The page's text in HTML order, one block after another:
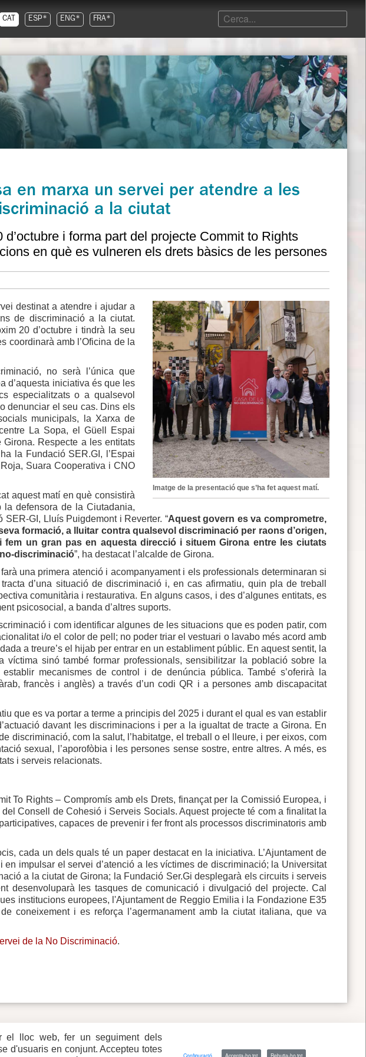
CAT ESP* ENG* FRA*
en marxa un servei per atendre a les
a la ciutat
i forma part del projecte Commit to Rights
en què es vulneren els drets bàsics de les persones
Imatge de la presentació que s’ha fet aquest matí.
destinat a atendre i ajudar a
de discriminació a la ciutat.
20 d’octubre i tindrà la seu
coordinarà amb l’Oficina de la
no serà l’única que
d’aquesta iniciativa és que les
especialitzats o a qualsevol
denunciar el seu cas. Dins els
municipals, la Xarxa de
La Sopa, el Güell Espai
Respecte a les entitats
la Fundació SER.GI, l’Espai
Suara Cooperativa i CNO
aquest matí en què consistirà
la defensora de la Ciutadania,
GI, Lluís Puigdemont i Reverter. “Aquest govern es va comprometre,
formació, a lluitar contra qualsevol discriminació per raons d’origen,
un gran pas en aquesta direcció i situem Girona entre les ciutats
discriminació”, ha destacat l’alcalde de Girona.
una primera atenció i acompanyament i els professionals determinaran si
d’una situació de discriminació i, en cas afirmatiu, quin pla de treball
comunitària i restaurativa. En alguns casos, i des d’algunes entitats, es
psicosocial, a banda d’altres suports.
i com identificar algunes de les situacions que es poden patir, com
i/o el color de pell; no poder triar el vestuari o lavabo més acord amb
a treure’s el hijab per entrar en un establiment públic. En aquest sentit, la
sinó també formar professionals, sensibilitzar la població sobre la
mecanismes de control i de denúncia pública. També s’oferirà la
francès i anglès) a través d’un codi QR i a persones amb discapacitat
que es va portar a terme a principis del 2025 i durant el qual es van establir
davant les discriminacions i per a la igualtat de tracte a Girona. En
discriminació, com la salut, l’habitatge, el treball o el lleure, i per eixos, com
sexual, l’aporofòbia i les persones sense sostre, entre altres. A més, es
i serveis relacionats.
To Rights – Compromís amb els Drets, finançat per la Comissió Europea, i
Consell de Cohesió i Serveis Socials. Aquest projecte té com a finalitat la
capaces de prevenir i fer front als processos discriminatoris amb
cada un dels quals té un paper destacat en la iniciativa. L’Ajuntament de
impulsar el servei d’atenció a les víctimes de discriminació; la Universitat
a la ciutat de Girona; la Fundació Ser.Gi desplegarà els circuits i serveis
desenvoluparà les tasques de comunicació i divulgació del projecte. Cal
institucions europees, l'Ajuntament de Reggio Emilia i la Fondazione E35
coneixement i es reforça l’agermanament amb la ciutat italiana, que va
de la No Discriminació.
el lloc web, fer un seguiment dels
d'usuaris en conjunt. Accepteu totes
Configuració Accepta-ho tot Rebutja-ho tot